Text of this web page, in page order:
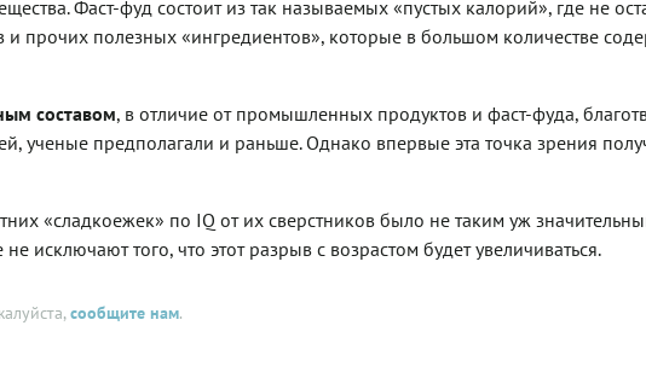
Фаст-фуд состоит из так называемых «пустых калорий», где не
прочих полезных «ингредиентов», которые в большом количестве
составом, в отличие от промышленных продуктов и фаст-фуда,
ученые предполагали и раньше. Однако впервые эта точка зрения
«сладкоежек» по IQ от их сверстников было не таким уж
исключают того, что этот разрыв с возрастом будет увеличиваться.
сообщите нам.